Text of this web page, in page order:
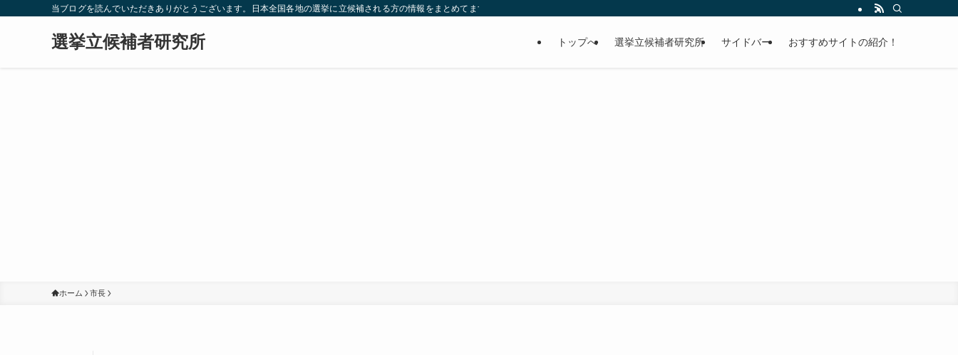
当ブログを読んでいただきありがとうございます。日本全国各地の選挙に立候補される方の情報をまとめてます。ぜひ、参考にして下さい。
選挙立候補者研究所 トップへ 選挙立候補者研究所 サイドバー おすすめサイトの紹介！
ホーム 市長